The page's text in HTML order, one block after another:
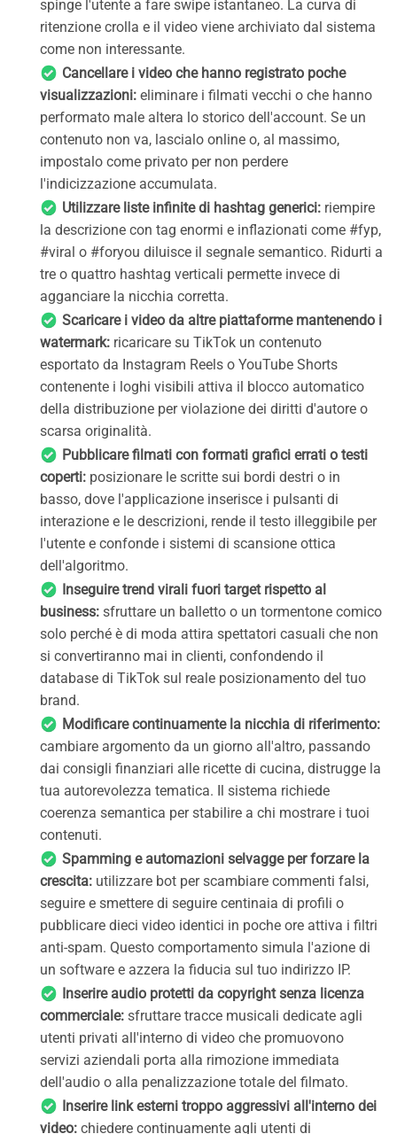
spinge l'utente a fare swipe istantaneo. La curva di
ritenzione crolla e il video viene archiviato dal sistema
come non interessante.
Cancellare i video che hanno registrato poche
visualizzazioni: eliminare i filmati vecchi o che hanno
performato male altera lo storico dell'account. Se un
contenuto non va, lascialo online o, al massimo,
impostalo come privato per non perdere
l'indicizzazione accumulata.
Utilizzare liste infinite di hashtag generici: riempire
la descrizione con tag enormi e inflazionati come #fyp,
#viral o #foryou diluisce il segnale semantico. Ridurti a
tre o quattro hashtag verticali permette invece di
agganciare la nicchia corretta.
Scaricare i video da altre piattaforme mantenendo i
watermark: ricaricare su TikTok un contenuto
esportato da Instagram Reels o YouTube Shorts
contenente i loghi visibili attiva il blocco automatico
della distribuzione per violazione dei diritti d'autore o
scarsa originalità.
Pubblicare filmati con formati grafici errati o testi
coperti: posizionare le scritte sui bordi destri o in
basso, dove l'applicazione inserisce i pulsanti di
interazione e le descrizioni, rende il testo illeggibile per
l'utente e confonde i sistemi di scansione ottica
dell'algoritmo.
Inseguire trend virali fuori target rispetto al
business: sfruttare un balletto o un tormentone comico
solo perché è di moda attira spettatori casuali che non
si convertiranno mai in clienti, confondendo il
database di TikTok sul reale posizionamento del tuo
brand.
Modificare continuamente la nicchia di riferimento:
cambiare argomento da un giorno all'altro, passando
dai consigli finanziari alle ricette di cucina, distrugge la
tua autorevolezza tematica. Il sistema richiede
coerenza semantica per stabilire a chi mostrare i tuoi
contenuti.
Spamming e automazioni selvagge per forzare la
crescita: utilizzare bot per scambiare commenti falsi,
seguire e smettere di seguire centinaia di profili o
pubblicare dieci video identici in poche ore attiva i filtri
anti-spam. Questo comportamento simula l'azione di
un software e azzera la fiducia sul tuo indirizzo IP.
Inserire audio protetti da copyright senza licenza
commerciale: sfruttare tracce musicali dedicate agli
utenti privati all'interno di video che promuovono
servizi aziendali porta alla rimozione immediata
dell'audio o alla penalizzazione totale del filmato.
Inserire link esterni troppo aggressivi all'interno dei
video: chiedere continuamente agli utenti di